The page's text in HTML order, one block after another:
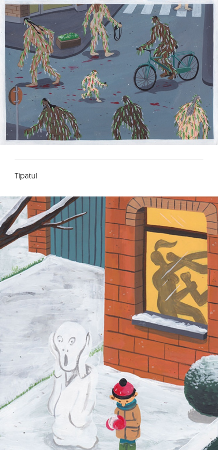
Tipatul